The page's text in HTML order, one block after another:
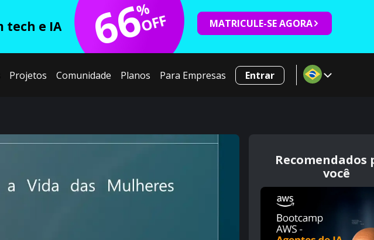
tech e IA 66
%
OFF MATRICULE-SE AGORA
Projetos Comunidade Planos Para Empresas Entrar
Recomendados
você